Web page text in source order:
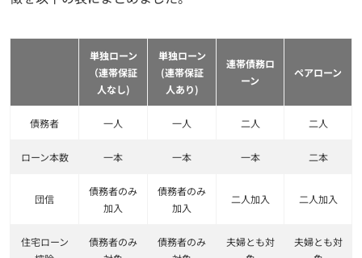
単独ローン
（連帯保証
人なし)
単独ローン
(連帯保証
人あり)
連帯債務ロ
ーン
ペアローン
債務者 一人 一人 二人 二人
ローン本数 一本 一本 一本 二本
団信
債務者のみ
加入
債務者のみ
加入
二人加入 二人加入
住宅ローン
債務者のみ
債務者のみ
夫婦とも対
夫婦とも対